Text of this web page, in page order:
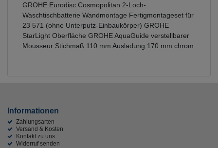
GROHE Eurodisc Cosmopolitan 2-Loch-
Waschtischbatterie Wandmontage Fertigmontageset für
23 571 (ohne Unterputz-Einbaukörper) GROHE
StarLight Oberfläche GROHE AquaGuide verstellbarer
Mousseur Stichmaß 110 mm Ausladung 170 mm chrom
Informationen
Zahlungsarten
Versand & Kosten
Kontakt zu uns
Widerruf senden